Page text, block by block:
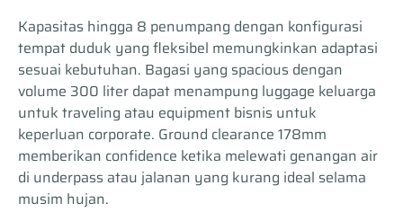
Kapasitas hingga 8 penumpang dengan konfigurasi
tempat duduk yang fleksibel memungkinkan adaptasi
sesuai kebutuhan. Bagasi yang spacious dengan
volume 300 liter dapat menampung luggage keluarga
untuk traveling atau equipment bisnis untuk
keperluan corporate. Ground clearance 178mm
memberikan confidence ketika melewati genangan air
di underpass atau jalanan yang kurang ideal selama
musim hujan.